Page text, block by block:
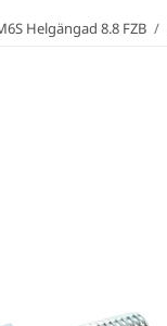
Helgängad 8.8 FZB /